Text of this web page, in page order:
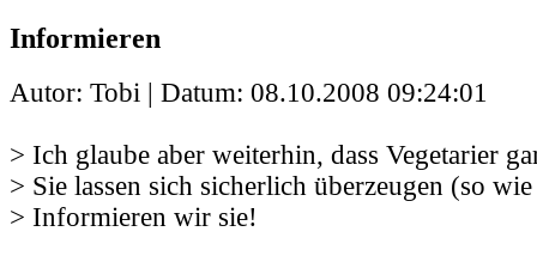
Informieren
Autor: Tobi | Datum: 08.10.2008 09:24:01
> Ich glaube aber weiterhin, dass Vegetarier
> Sie lassen sich sicherlich überzeugen (so
> Informieren wir sie!